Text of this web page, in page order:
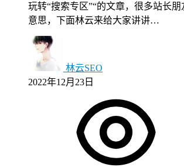
玩转“搜索专区”“的文章，很多站长
意思，下面林云来给大家讲讲…
林云SEO
2022年12月23日